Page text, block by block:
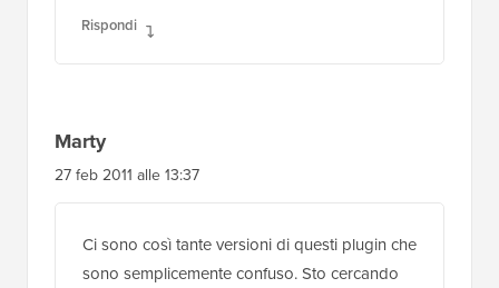
Rispondi
Marty
27 feb 2011 alle 13:37
Ci sono così tante versioni di questi plugin che
sono semplicemente confuso. Sto cercando